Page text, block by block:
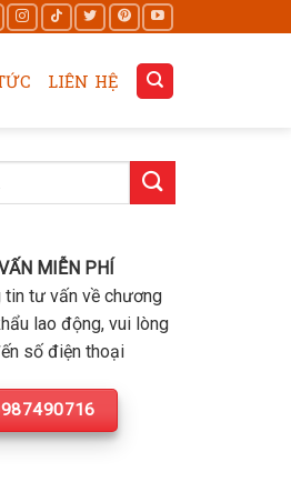
LIÊN HỆ
MIỄN PHÍ
tin tư vấn về chương
lao động, vui lòng
số điện thoại